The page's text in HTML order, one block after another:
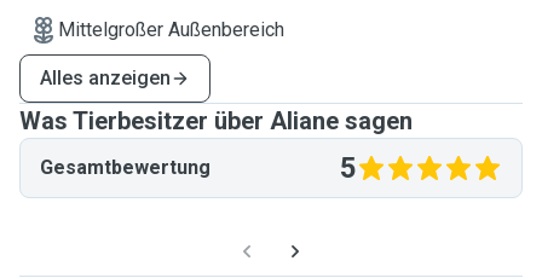
Mittelgroßer Außenbereich
Alles anzeigen
Was Tierbesitzer über Aliane sagen
Gesamtbewertung 5